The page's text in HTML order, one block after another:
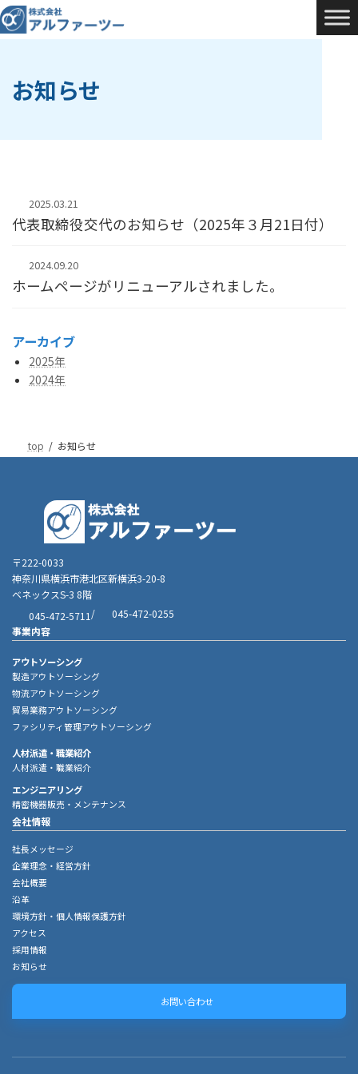
コ
ン
テ
ナ
ビ
ゲ
お知らせ
2025.03.21
代表取締役交代のお知らせ（2025年３月21日付）
2024.09.20
ホームページがリニューアルされました。
アーカイブ
2025年
2024年
top お知らせ
〒222-0033
神奈川県横浜市港北区新横浜3-20-8
ベネックスS-3 8階
045-472-5711 /
045-472-0255
事業内容
アウトソーシング
製造アウトソーシング
物流アウトソーシング
貿易業務アウトソーシング
ファシリティ管理アウトソーシング
人材派遣・職業紹介
人材派遣・職業紹介
エンジニアリング
精密機器販売・メンテナンス
会社情報
社長メッセージ
企業理念・経営方針
会社概要
沿革
環境方針・個人情報保護方針
アクセス
採用情報
お知らせ
お問い合わせ